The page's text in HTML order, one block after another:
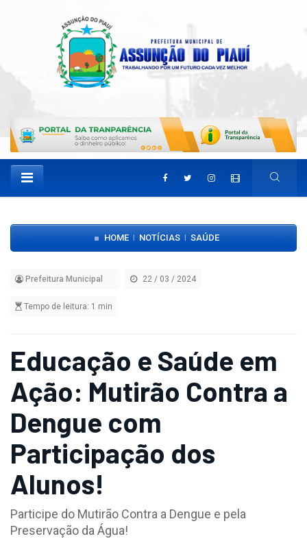
HOME NOTÍCIAS SAÚDE
Prefeitura Municipal 22 / 03 / 2024
Tempo de leitura: 1 min
Educação e Saúde em
Ação: Mutirão Contra a
Dengue com
Participação dos
Alunos!
Participe do Mutirão Contra a Dengue e pela
Preservação da Água!